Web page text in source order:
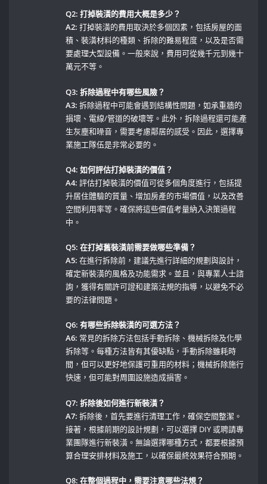
Q2: 打掉裝潢的費用大概是多少？
A2: 打掉裝潢的費用取決於多個因素，包括房屋的面
積、裝潢材料的種類、拆除的難易程度，以及是否需
要處理大型設備。一般來說，費用可從幾千元到幾十
萬元不等。
Q3: 拆除過程中有哪些風險？
A3: 拆除過程中可能會遇到結構性問題，如承重牆的
損壞、電線/管道的破壞等。此外，拆除過程還可能產
生灰塵和噪音，需要考慮鄰居的感受。因此，選擇專
業施工隊伍是非常必要的。
Q4: 如何評估打掉裝潢的價值？
A4: 評估打掉裝潢的價值可從多個角度進行，包括提
升居住體驗的質量、增加房產的市場價值，以及改善
空間利用率等。確保將這些價值考量納入決策過程
中。
Q5: 在打掉舊裝潢前需要做哪些準備？
A5: 在進行拆除前，建議先進行詳細的規劃與設計，
確定新裝潢的風格及功能需求。並且，與專業人士諮
詢，獲得有關許可證和建築法規的指導，以避免不必
要的法律問題。
Q6: 有哪些拆除裝潢的可選方法？
A6: ⁢常見的拆除方法包括手動拆除、機械拆除及化學
拆除等。每種方法皆有其優缺點，手動拆除雖耗時
間，但可以更好地保護可重用的材料；機械拆除施行
快速，但可能對周圍設施造成損害。
Q7: 拆除後如何進行新裝潢？
A7: 拆除後，首先要進行清理工作，確保空間整潔。
接著，根據前期的設計規劃，可以選擇 DIY 或聘請專
業團隊進行新裝潢。無論選擇哪種方式，都要根據預
算合理安排材料及施工，以確保最終效果符合預期。
Q8: 在整個過程中，需要注意哪些法規？